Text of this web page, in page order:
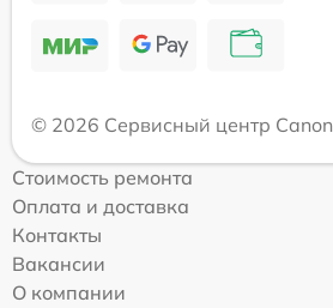
© 2026 Сервисный центр Canon
Стоимость ремонта
Оплата и доставка
Контакты
Вакансии
О компании